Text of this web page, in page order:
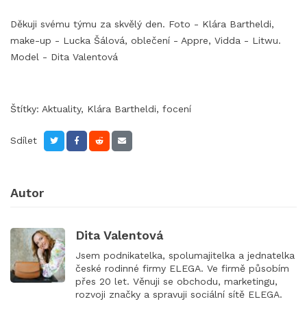
Děkuji svému týmu za skvělý den. Foto - Klára Bartheldi,
make-up - Lucka Šálová, oblečení - Appre, Vidda - Litwu.
Model - Dita Valentová
Štítky: Aktuality, Klára Bartheldi, focení
Sdílet
Autor
Dita Valentová
Jsem podnikatelka, spolumajitelka a jednatelka
české rodinné firmy ELEGA. Ve firmě působím
přes 20 let. Věnuji se obchodu, marketingu,
rozvoji značky a spravuji sociální sítě ELEGA.